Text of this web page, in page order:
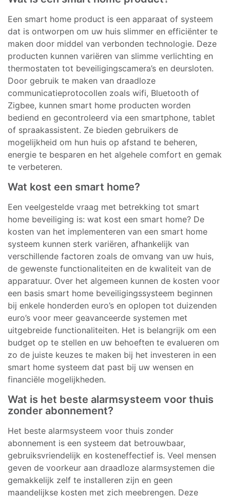
Een smart home product is een apparaat of systeem
dat is ontworpen om uw huis slimmer en efficiënter te
maken door middel van verbonden technologie. Deze
producten kunnen variëren van slimme verlichting en
thermostaten tot beveiligingscamera’s en deursloten.
Door gebruik te maken van draadloze
communicatieprotocollen zoals wifi, Bluetooth of
Zigbee, kunnen smart home producten worden
bediend en gecontroleerd via een smartphone, tablet
of spraakassistent. Ze bieden gebruikers de
mogelijkheid om hun huis op afstand te beheren,
energie te besparen en het algehele comfort en gemak
te verbeteren.
Wat kost een smart home?
Een veelgestelde vraag met betrekking tot smart
home beveiliging is: wat kost een smart home? De
kosten van het implementeren van een smart home
systeem kunnen sterk variëren, afhankelijk van
verschillende factoren zoals de omvang van uw huis,
de gewenste functionaliteiten en de kwaliteit van de
apparatuur. Over het algemeen kunnen de kosten voor
een basis smart home beveiligingssysteem beginnen
bij enkele honderden euro’s en oplopen tot duizenden
euro’s voor meer geavanceerde systemen met
uitgebreide functionaliteiten. Het is belangrijk om een
budget op te stellen en uw behoeften te evalueren om
zo de juiste keuzes te maken bij het investeren in een
smart home systeem dat past bij uw wensen en
financiële mogelijkheden.
Wat is het beste alarmsysteem voor thuis
zonder abonnement?
Het beste alarmsysteem voor thuis zonder
abonnement is een systeem dat betrouwbaar,
gebruiksvriendelijk en kosteneffectief is. Veel mensen
geven de voorkeur aan draadloze alarmsystemen die
gemakkelijk zelf te installeren zijn en geen
maandelijkse kosten met zich meebrengen. Deze